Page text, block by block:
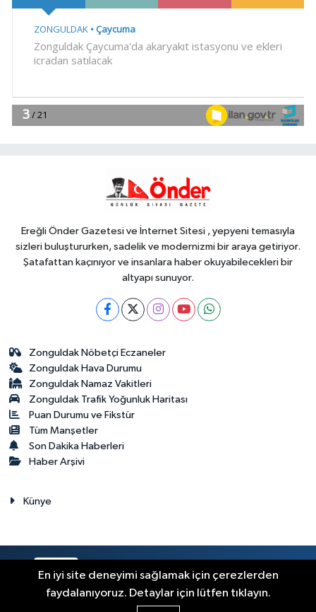
18:36Osman Gazi platformu
bin 200 varile ulaştı
YAŞAM
Trabzonspor'a büyük destek
projesi özel bireylere yaz tatili
sunuyor
Ereğli Önder Gazetesi ve İnternet Sitesi , yepyeni temasıyla
sizleri buluştururken, sadelik ve modernizmi bir araya getiriyor.
Şatafattan kaçınıyor ve insanlara haber okuyabilecekleri bir
altyapı sunuyor.
Zonguldak Nöbetçi Eczaneler
Zonguldak Hava Durumu
Zonguldak Namaz Vakitleri
Zonguldak Trafik Yoğunluk Haritası
Puan Durumu ve Fikstür
Tüm Manşetler
Son Dakika Haberleri
Haber Arşivi
Künye
RSS Copyright © 2023. Her hakkı saklıdır.
En iyi site deneyimi sağlamak için çerezlerden
faydalanıyoruz. Detaylar için lütfen tıklayın.